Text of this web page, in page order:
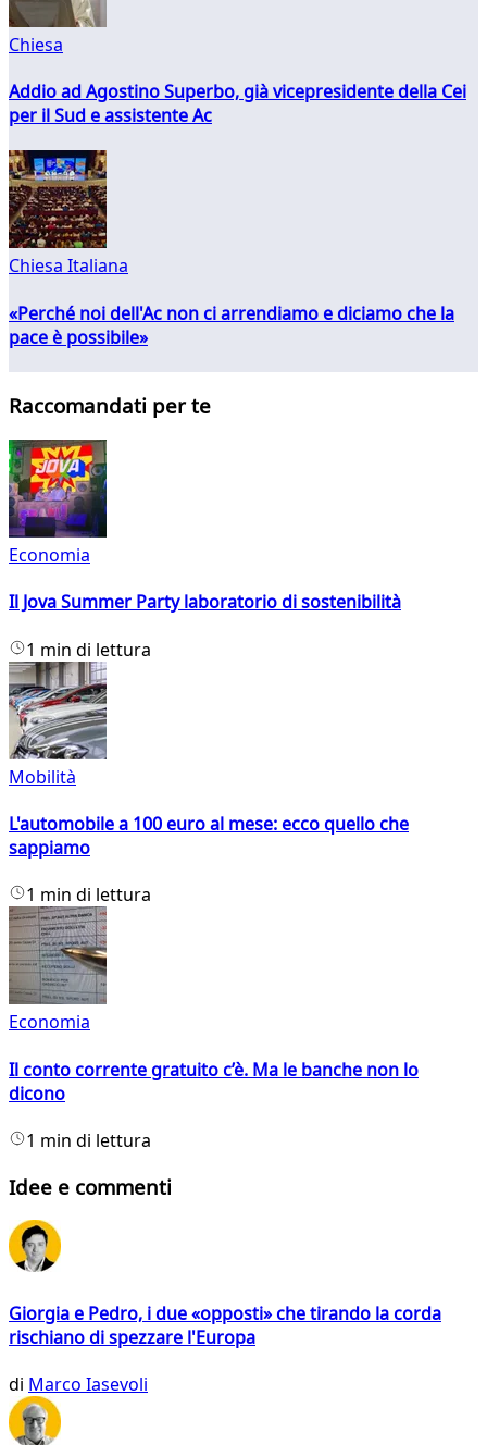
Chiesa
Addio ad Agostino Superbo, già vicepresidente della Cei
per il Sud e assistente Ac
Chiesa Italiana
«Perché noi dell'Ac non ci arrendiamo e diciamo che la
pace è possibile»
Raccomandati per te
Economia
Il Jova Summer Party laboratorio di sostenibilità
1 min di lettura
Mobilità
L'automobile a 100 euro al mese: ecco quello che
sappiamo
1 min di lettura
Economia
Il conto corrente gratuito c’è. Ma le banche non lo
dicono
1 min di lettura
Idee e commenti
Giorgia e Pedro, i due «opposti» che tirando la corda
rischiano di spezzare l'Europa
di Marco Iasevoli